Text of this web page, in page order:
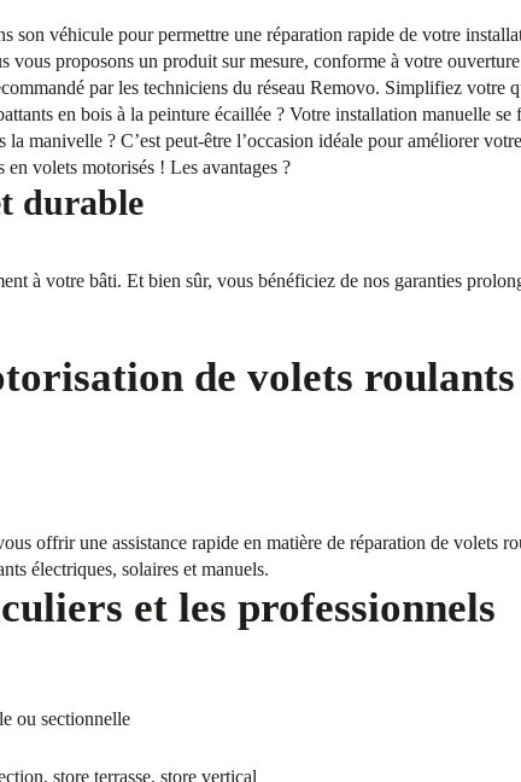
son véhicule pour permettre une réparation rapide de votre
vous proposons un produit sur mesure, conforme à votre
par les techniciens du réseau Removo. Simplifiez votre
en bois à la peinture écaillée ? Votre installation manuelle
manivelle ? C’est peut-être l’occasion idéale pour améliorer
volets motorisés ! Les avantages ?
durable
à votre bâti. Et bien sûr, vous bénéficiez de nos garanties
de volets
offrir une assistance rapide en matière de réparation de volets
électriques, solaires et manuels.
et les professionnels
ou sectionnelle
store terrasse, store vertical